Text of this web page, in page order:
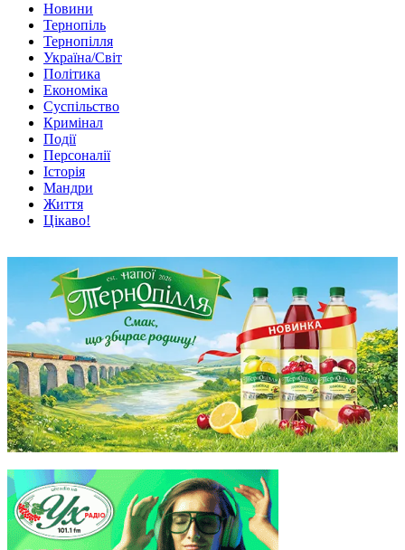
Новини
Тернопіль
Тернопілля
Україна/Світ
Політика
Економіка
Суспільство
Кримінал
Події
Персоналії
Історія
Мандри
Життя
Цікаво!